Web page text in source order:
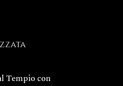
Tempio con